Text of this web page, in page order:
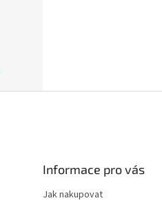
Informace pro vás
Jak nakupovat